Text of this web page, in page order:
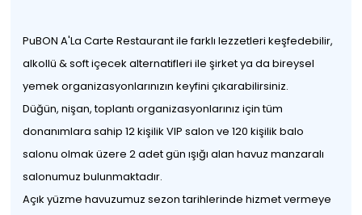
PuBON A'La Carte Restaurant ile farklı lezzetleri keşfedebilir,
alkollü & soft içecek alternatifleri ile şirket ya da bireysel
yemek organizasyonlarınızın keyfini çıkarabilirsiniz.
Düğün, nişan, toplantı organizasyonlarınız için tüm
donanımlara sahip 12 kişilik VIP salon ve 120 kişilik balo
salonu olmak üzere 2 adet gün ışığı alan havuz manzaralı
salonumuz bulunmaktadır.
Açık yüzme havuzumuz sezon tarihlerinde hizmet vermeye